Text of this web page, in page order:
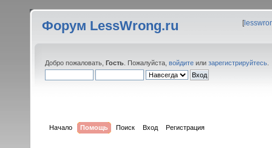
Форум LessWrong.ru [
Добро пожаловать, Гость . Пожалуйста, войдите или зарегистрируйтесь
Начало Помощь Поиск Вход Регистрация